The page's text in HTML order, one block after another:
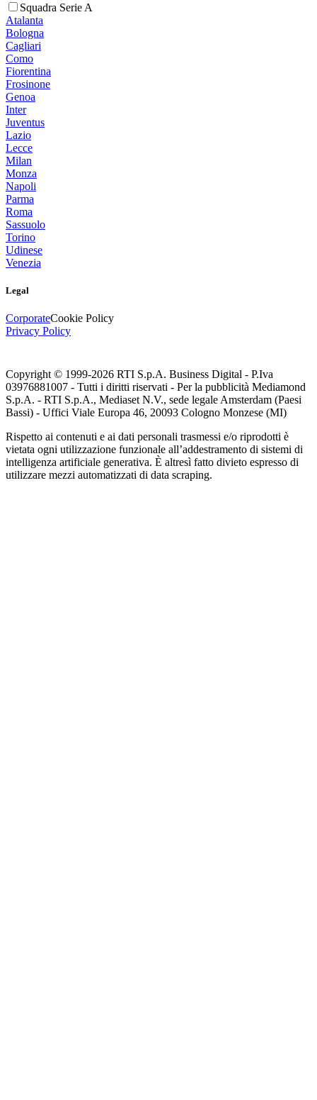
Squadra Serie A
Atalanta
Bologna
Cagliari
Como
Fiorentina
Frosinone
Genoa
Inter
Juventus
Lazio
Lecce
Milan
Monza
Napoli
Parma
Roma
Sassuolo
Torino
Udinese
Venezia
Legal
CorporateCookie Policy
Privacy Policy
Copyright © 1999-2026 RTI S.p.A. Business Digital - P.Iva
03976881007 - Tutti i diritti riservati - Per la pubblicità Mediamond
S.p.A. - RTI S.p.A., Mediaset N.V., sede legale Amsterdam (Paesi
Bassi) - Uffici Viale Europa 46, 20093 Cologno Monzese (MI)
Rispetto ai contenuti e ai dati personali trasmessi e/o riprodotti è
vietata ogni utilizzazione funzionale all’addestramento di sistemi di
intelligenza artificiale generativa. È altresì fatto divieto espresso di
utilizzare mezzi automatizzati di data scraping.